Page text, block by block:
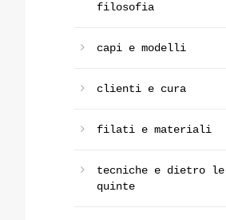
filosofia
capi e modelli
clienti e cura
filati e materiali
tecniche e dietro le
quinte